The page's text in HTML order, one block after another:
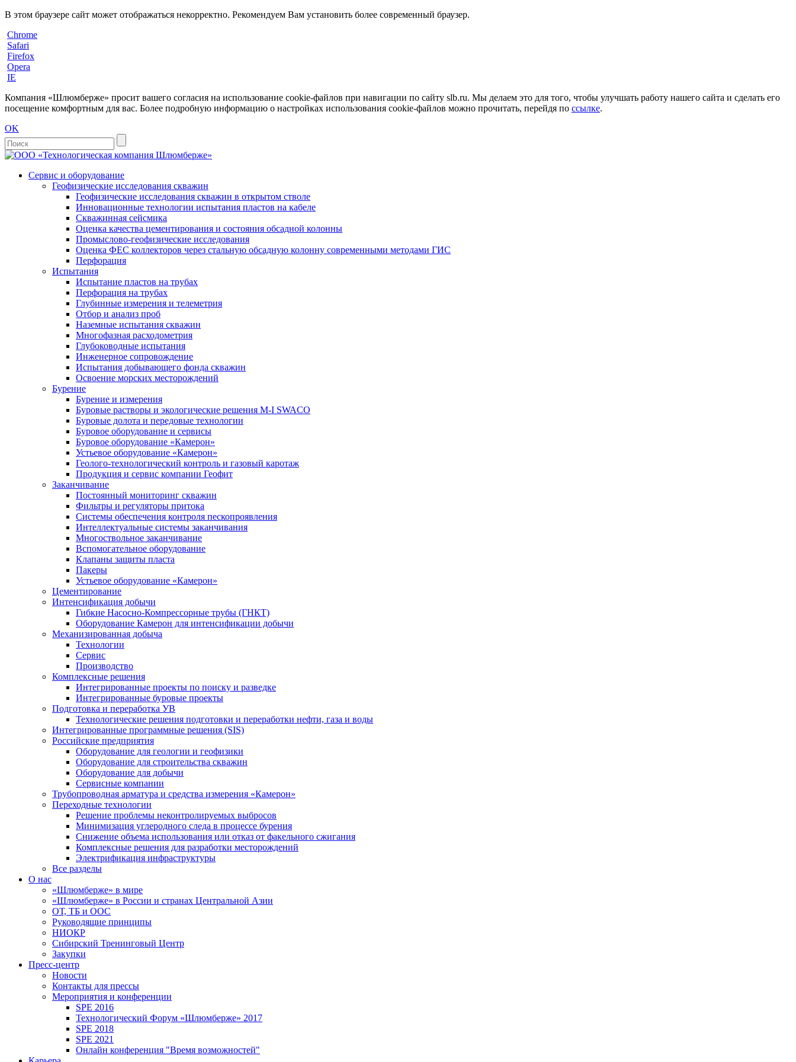
В этом браузере сайт может отображаться некорректно. Рекомендуем Вам установить более современный браузер.
Chrome
Safari
Firefox
Opera
IE
Компания «Шлюмберже» просит вашего согласия на использование cookie-файлов при навигации по сайту slb.ru. Мы делаем это для того, чтобы улучшать работу нашего сайта и сделать его
посещение комфортным для вас. Более подробную информацию о настройках использования cookie-файлов можно прочитать, перейдя по ссылке.
OK
Сервис и оборудование
Геофизические исследования скважин
Геофизические исследования скважин в открытом стволе
Инновационные технологии испытания пластов на кабеле
Скважинная сейсмика
Оценка качества цементирования и состояния обсадной колонны
Промыслово-геофизические исследования
Оценка ФЕС коллекторов через стальную обсадную колонну современными методами ГИС
Перфорация
Испытания
Испытание пластов на трубах
Перфорация на трубах
Глубинные измерения и телеметрия
Отбор и анализ проб
Наземные испытания скважин
Многофазная расходометрия
Глубоководные испытания
Инженерное сопровождение
Испытания добывающего фонда скважин
Освоение морских месторождений
Бурение
Бурение и измерения
Буровые растворы и экологические решения M-I SWACO
Буровые долота и передовые технологии
Буровое оборудование и сервисы
Буровое оборудование «Камерон»
Устьевое оборудование «Камерон»
Геолого-технологический контроль и газовый каротаж
Продукция и сервис компании Геофит
Заканчивание
Постоянный мониторинг скважин
Фильтры и регуляторы притока
Cистемы обеспечения контроля пескопроявления
Интеллектуальные системы заканчивания
Многоствольное заканчивание
Вспомогательное оборудование
Клапаны защиты пласта
Пакеры
Устьевое оборудование «Камерон»
Цементирование
Интенсификация добычи
Гибкие Насосно-Компрессорные трубы (ГНКТ)
Оборудование Камерон для интенсификации добычи
Механизированная добыча
Технологии
Сервис
Производство
Комплексные решения
Интегрированные проекты по поиску и разведке
Интегрированные буровые проекты
Подготовка и переработка УВ
Технологические решения подготовки и переработки нефти, газа и воды
Интегрированные программные решения (SIS)
Российские предприятия
Оборудование для геологии и геофизики
Оборудование для строительства скважин
Оборудование для добычи
Сервисные компании
Трубопроводная арматура и средства измерения «Камерон»
Переходные технологии
Решение проблемы неконтролируемых выбросов
Минимизация углеродного следа в процессе бурения
Снижение объема использования или отказ от факельного сжигания
Комплексные решения для разработки месторождений
Электрификация инфраструктуры
Все разделы
О нас
«Шлюмберже» в мире
«Шлюмберже» в России и странах Центральной Азии
ОТ, ТБ и ООС
Руководящие принципы
НИОКР
Сибирский Тренинговый Центр
Закупки
Пресс-центр
Новости
Контакты для прессы
Мероприятия и конференции
SPE 2016
Технологический Форум «Шлюмберже» 2017
SPE 2018
SPE 2021
Онлайн конференция "Время возможностей"